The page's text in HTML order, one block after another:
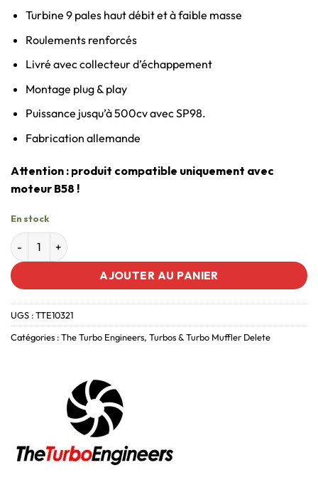
Turbine 9 pales haut débit et à faible masse
Roulements renforcés
Livré avec collecteur d’échappement
Montage plug & play
Puissance jusqu’à 500cv avec SP98.
Fabrication allemande
Attention : produit compatible uniquement avec
moteur B58 !
En stock
AJOUTER AU PANIER
UGS :TTE10321
Catégories :The Turbo Engineers, Turbos & Turbo Muffler Delete